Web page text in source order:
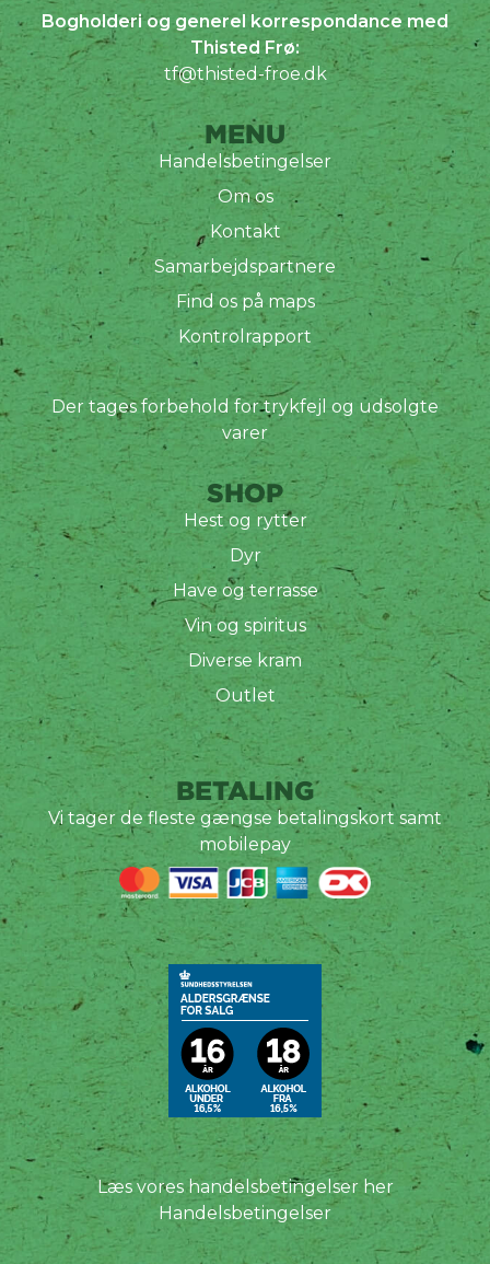
Bogholderi og generel korrespondance med
Thisted Frø:
tf@thisted-froe.dk
MENU
Handelsbetingelser
Om os
Kontakt
Samarbejdspartnere
Find os på maps
Kontrolrapport
Der tages forbehold for trykfejl og udsolgte
varer
SHOP
Hest og rytter
Dyr
Have og terrasse
Vin og spiritus
Diverse kram
Outlet
BETALING
Vi tager de fleste gængse betalingskort samt
mobilepay
Læs vores handelsbetingelser her
Handelsbetingelser